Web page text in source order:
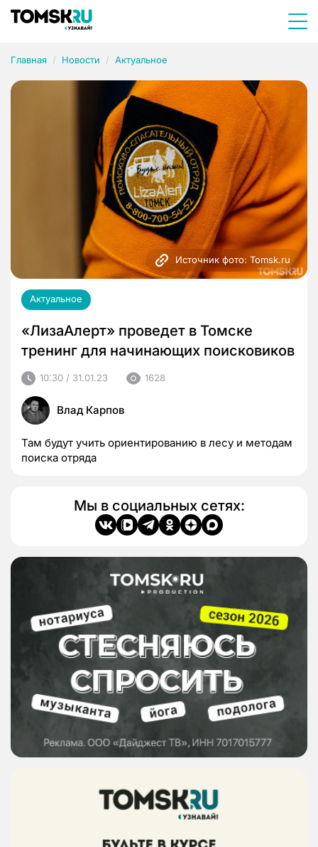
Главная Новости Актуальное
Источник фото: Tomsk.ru
Актуальное
«ЛизаАлерт» проведет в Томске
тренинг для начинающих поисковиков
10:30 / 31.01.23 1628
Влад Карпов
Там будут учить ориентированию в лесу и методам
поиска отряда
Мы в социальных сетях: